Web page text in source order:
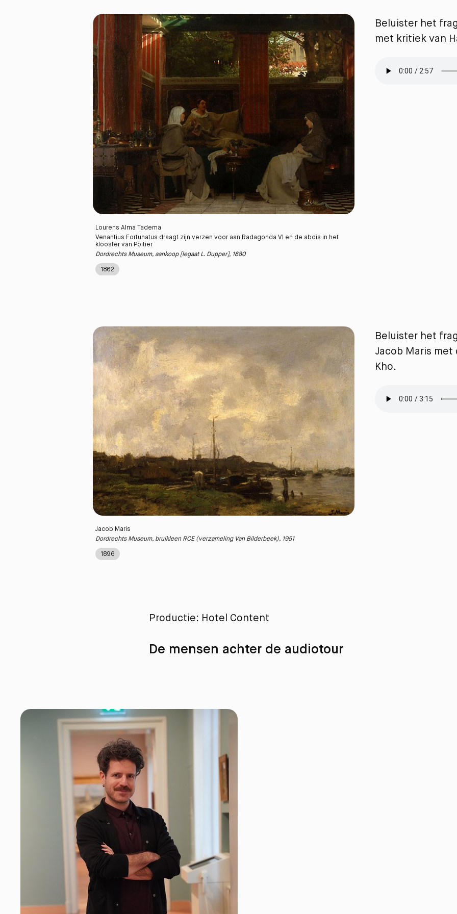
Beluister het
met kritiek van
Lourens Alma Tadema
Venantius Fortunatus draagt zijn verzen voor aan Radagonda VI en de abdis in het
klooster van Poitier
Dordrechts Museum, aankoop [legaat L. Dupper], 1880
1862
Beluister het
Jacob Maris
Kho.
Jacob Maris
Dordrechts Museum, bruikleen RCE (verzameling Van Bilderbeek), 1951
1896
Productie: Hotel Content
De mensen achter de audiotour